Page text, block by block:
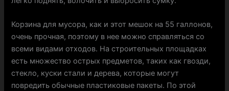
Корзина для мусора, как и этот мешок на 55 галлонов,
очень прочная, поэтому в нее можно справляться со
всеми видами отходов. На строительных площадках
есть множество острых предметов, таких как гвозди,
стекло, куски стали и дерева, которые могут
повредить обычные пластиковые пакеты. По этой